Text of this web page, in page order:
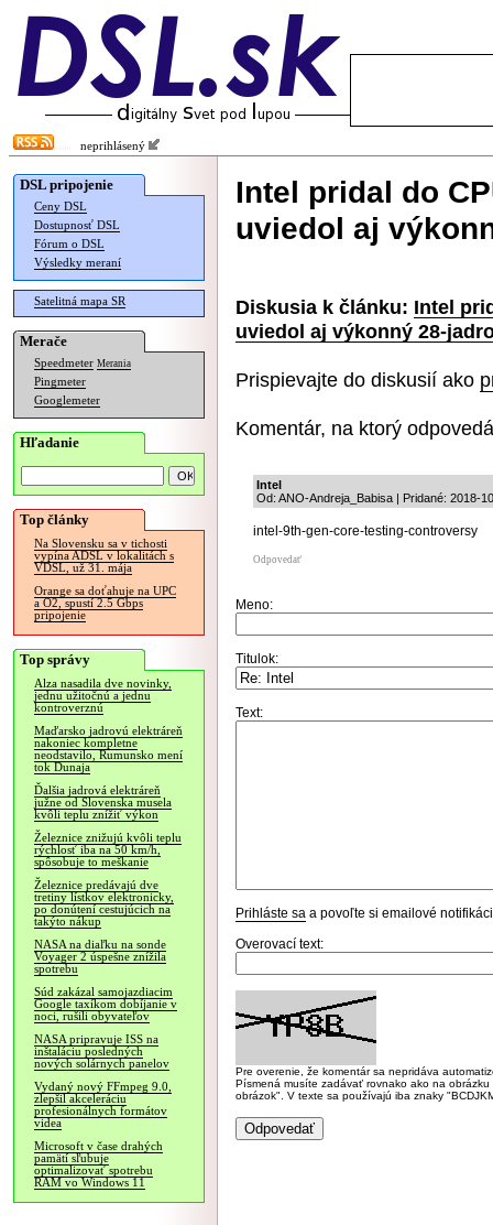
neprihlásený
DSL pripojenie
Ceny DSL
Dostupnosť DSL
Fórum o DSL
Výsledky meraní
Satelitná mapa SR
Merače
Speedmeter Merania
Pingmeter
Googlemeter
Hľadanie
Top články
Na Slovensku sa v tichosti
vypína ADSL v lokalitách s
VDSL, už 31. mája
Orange sa doťahuje na UPC
a O2, spustí 2.5 Gbps
pripojenie
Top správy
Alza nasadila dve novinky,
jednu užitočnú a jednu
kontroverznú
Maďarsko jadrovú elektráreň
nakoniec kompletne
neodstavilo, Rumunsko mení
tok Dunaja
Ďalšia jadrová elektráreň
južne od Slovenska musela
kvôli teplu znížiť výkon
Železnice znižujú kvôli teplu
rýchlosť iba na 50 km/h,
spôsobuje to meškanie
Železnice predávajú dve
tretiny lístkov elektronicky,
po donútení cestujúcich na
takýto nákup
NASA na diaľku na sonde
Voyager 2 úspešne znížila
spotrebu
Súd zakázal samojazdiacim
Google taxíkom dobíjanie v
noci, rušili obyvateľov
NASA pripravuje ISS na
inštaláciu posledných
nových solárnych panelov
Vydaný nový FFmpeg 9.0,
zlepšil akceleráciu
profesionálnych formátov
videa
Microsoft v čase drahých
pamätí sľubuje
optimalizovať spotrebu
RAM vo Windows 11
Intel pridal do
uviedol aj
Diskusia k článku: Intel
uviedol aj výkonný 28-
Prispievajte do diskusií ako
Komentár, na ktorý
Intel
Od: ANO-Andreja_Babisa | Pridané: 2018-
intel-9th-gen-core-testing-controversy
Odpovedať
Meno:
Titulok:
Text:
Prihláste sa a povoľte si emailové
Overovací text:
Pre overenie, že komentár sa nepridáva
Písmená musíte zadávať rovnako ako na
obrázok". V texte sa používajú iba znaky